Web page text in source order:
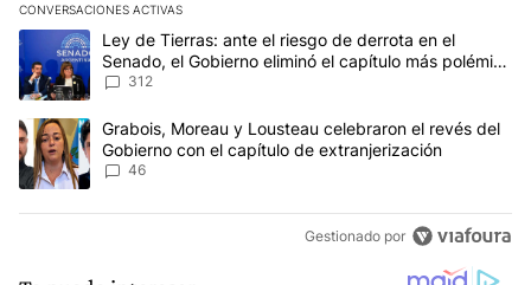
CONVERSACIONES ACTIVAS
Este listado muestra los artículos con más comentarios en los
Un artículo de tendencia con el título "Ley de Tierras: ante el
Ley de Tierras: ante el riesgo de derrota en el
Senado, el Gobierno eliminó el capítulo más polémico
del proyecto
312
Un artículo de tendencia con el título "Grabois, Moreau y
Grabois, Moreau y Lousteau celebraron el revés del
Gobierno con el capítulo de extranjerización
46
Gestionado por